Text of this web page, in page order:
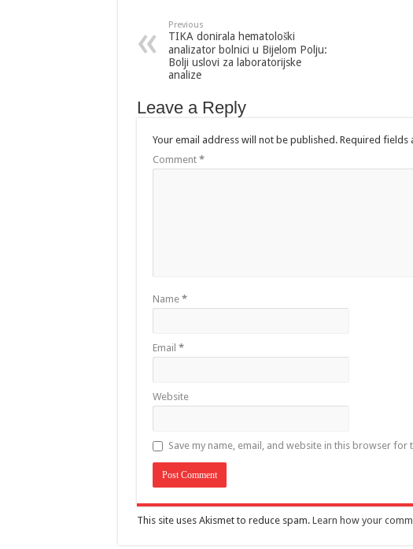
Previous
TIKA donirala hematološki
analizator bolnici u Bijelom Polju:
Bolji uslovi za laboratorijske
analize
Leave a Reply
Your email address will not be published. Required fields
Comment *
Name *
Email *
Website
Save my name, email, and website in this browser for
This site uses Akismet to reduce spam. Learn how your